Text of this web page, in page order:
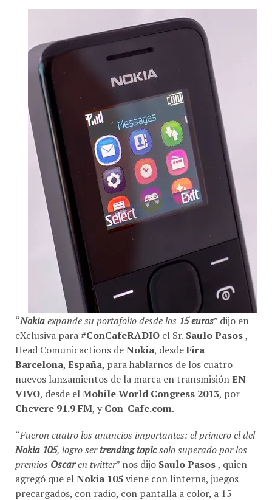
“Nokiaexpande su portafolio desde los 15 euros” dijo en
eXclusiva para#ConCafeRADIO el Sr. Saulo Pasos,
Head Comunicactions deNokia, desdeFira
Barcelona, España, para hablarnos de los cuatro
nuevos lanzamientos de la marca en transmisiónEN
VIVO, desde elMobile World Congress 2013, por
Chevere 91.9 FM, y Con-Cafe.com.
“Fueron cuatro los anuncios importantes: el primero el del
Nokia 105, logro sertrending topicsolo superado por los
premios Oscaren twitter” nos dijo Saulo Pasos, quien
agregó que elNokia 105viene con linterna, juegos
precargados, con radio, con pantalla a color, a 15